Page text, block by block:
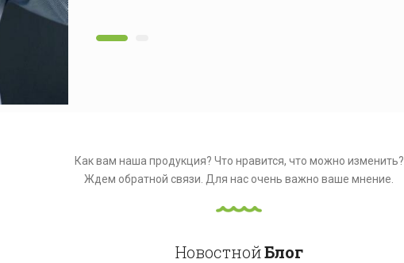
Как вам наша продукция? Что нравится, что можно изменить?
Ждем обратной связи. Для нас очень важно ваше мнение.
НовостнойБлог